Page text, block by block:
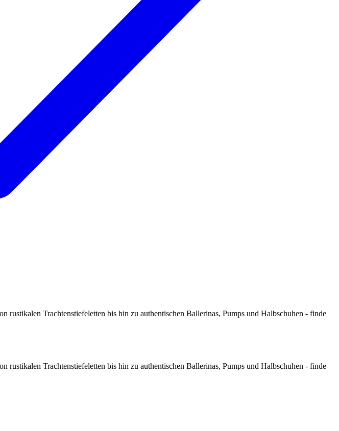
Trachtenstiefeletten bis hin zu authentischen Ballerinas, Pumps und Halbschuhen - finde
Trachtenstiefeletten bis hin zu authentischen Ballerinas, Pumps und Halbschuhen - finde